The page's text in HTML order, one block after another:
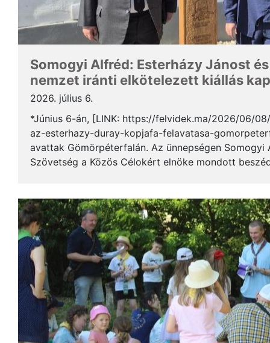
Somogyi Alfréd: Esterházy Jánost
nemzet iránti elkötelezett kiállás
2026. július 6.
*Június 6-án, [LINK: https://felvidek.ma/2026/06/
az-esterhazy-duray-kopjafa-felavatasa-
avattak Gömörpéterfalán. Az ünnepségen
Szövetség a Közös Célokért elnöke mondott